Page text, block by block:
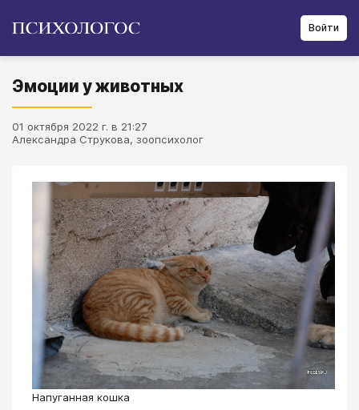
Войти
Эмоции у животных
01 октября 2022 г. в 21:27
Александра Струкова, зоопсихолог
Напуганная кошка